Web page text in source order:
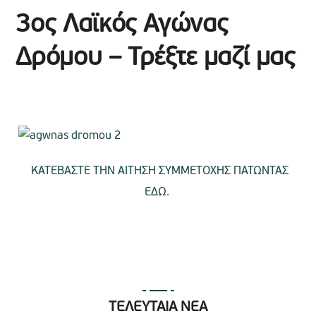
3ος Λαϊκός Αγώνας
Δρόμου – Τρέξτε μαζί μας
ΚΑΤΕΒΑΣΤΕ ΤΗΝ ΑΙΤΗΣΗ ΣΥΜΜΕΤΟΧΗΣ ΠΑΤΩΝΤΑΣ
ΕΔΩ.
ΤΕΛΕΥΤΑΙΑ ΝΕΑ